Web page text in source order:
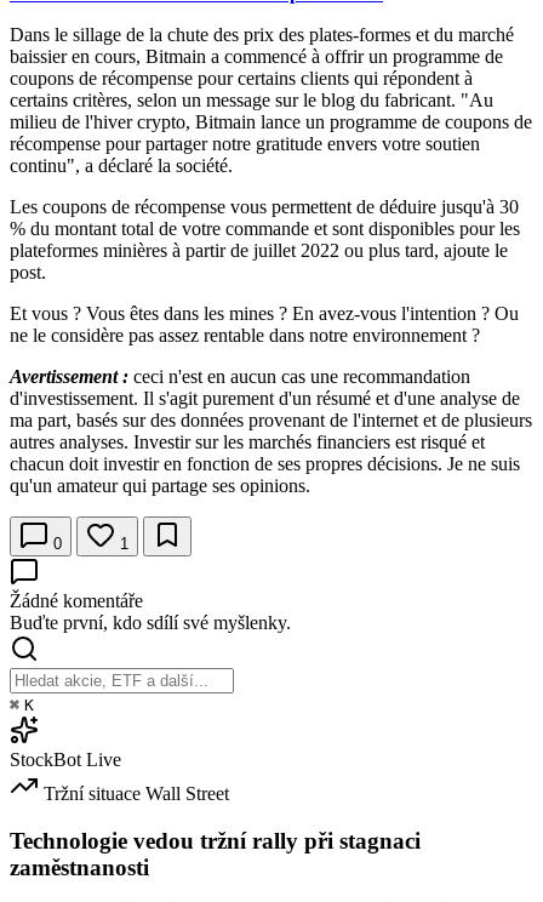
Dans le sillage de la chute des prix des plates-formes et du marché
baissier en cours, Bitmain a commencé à offrir un programme de
coupons de récompense pour certains clients qui répondent à
certains critères, selon un message sur le blog du fabricant. "Au
milieu de l'hiver crypto, Bitmain lance un programme de coupons de
récompense pour partager notre gratitude envers votre soutien
continu", a déclaré la société.
Les coupons de récompense vous permettent de déduire jusqu'à 30
% du montant total de votre commande et sont disponibles pour les
plateformes minières à partir de juillet 2022 ou plus tard, ajoute le
post.
Et vous ? Vous êtes dans les mines ? En avez-vous l'intention ? Ou
ne le considère pas assez rentable dans notre environnement ?
Avertissement : ceci n'est en aucun cas une recommandation
d'investissement. Il s'agit purement d'un résumé et d'une analyse de
ma part, basés sur des données provenant de l'internet et de plusieurs
autres analyses. Investir sur les marchés financiers est risqué et
chacun doit investir en fonction de ses propres décisions. Je ne suis
qu'un amateur qui partage ses opinions.
0 1
Žádné komentáře
Buďte první, kdo sdílí své myšlenky.
⌘ K
StockBot Live
Tržní situace Wall Street
Technologie vedou tržní rally při stagnaci
zaměstnanosti